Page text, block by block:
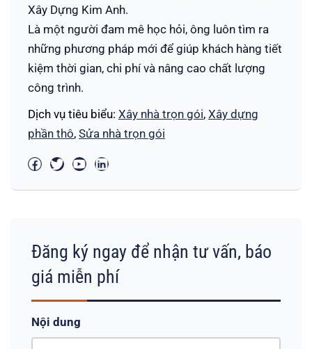
Xây Dựng Kim Anh.
Là một người đam mê học hỏi, ông luôn tìm ra
những phương pháp mới để giúp khách hàng tiết
kiệm thời gian, chi phí và nâng cao chất lượng
công trình.
Dịch vụ tiêu biểu: Xây nhà trọn gói, Xây dựng
phần thô, Sửa nhà trọn gói
Đăng ký ngay để nhận tư vấn, báo
giá miễn phí
Nội dung